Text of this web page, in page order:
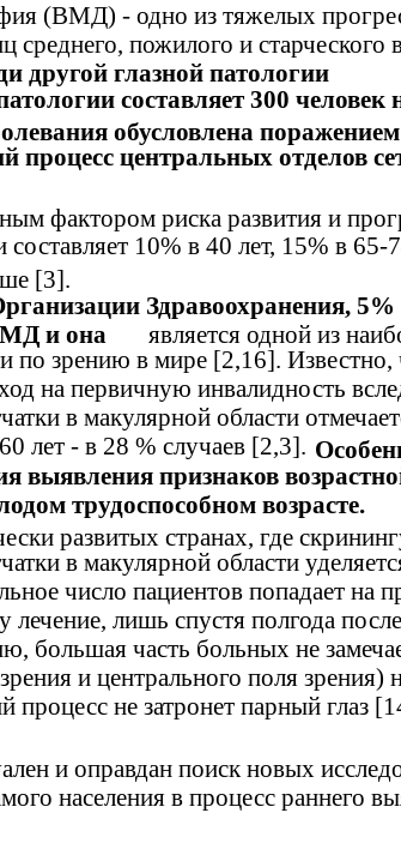
(ВМД) - одно из тяжелых
среднего, пожилого и старческого
другой глазной патологии
составляет 300 человек
обусловлена
процесс центральных отделов
фактором риска развития и
10% в 40 лет, 15% в 65-
[3].
Здравоохранения, 5%
и она
является одной из
по зрению в мире [2,16]. Известно,
на первичную инвалидность
в макулярной области
лет - в 28 % случаев [2,3].
выявления признаков
трудоспособном возрасте.
развитых странах, где
в макулярной области
число пациентов попадает на
лишь спустя полгода
большая часть больных не
и центрального поля зрения)
процесс не затронет парный глаз
и оправдан поиск новых
населения в процесс раннего